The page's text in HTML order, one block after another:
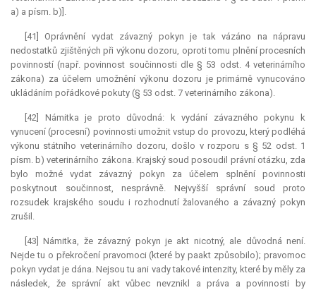
a) a písm. b)].
[41] Oprávnění vydat závazný pokyn je tak vázáno na nápravu
nedostatků zjištěných při výkonu dozoru, oproti tomu plnění procesních
povinností (např. povinnost součinnosti dle § 53 odst. 4 veterinárního
zákona) za účelem umožnění výkonu dozoru je primárně vynucováno
ukládáním pořádkové pokuty (§ 53 odst. 7 veterinárního zákona).
[42] Námitka je proto důvodná: k vydání závazného pokynu k
vynucení (procesní) povinnosti umožnit vstup do provozu, který podléhá
výkonu státního veterinárního dozoru, došlo v rozporu s § 52 odst. 1
písm. b) veterinárního zákona. Krajský soud posoudil právní otázku, zda
bylo možné vydat závazný pokyn za účelem splnění povinnosti
poskytnout součinnost, nesprávně. Nejvyšší správní soud proto
rozsudek krajského soudu i rozhodnutí žalovaného a závazný pokyn
zrušil.
[43] Námitka, že závazný pokyn je akt nicotný, ale důvodná není.
Nejde tu o překročení pravomoci (které by paakt způsobilo); pravomoc
pokyn vydat je dána. Nejsou tu ani vady takové intenzity, které by měly za
následek, že správní akt vůbec nevznikl a práva a povinnosti by